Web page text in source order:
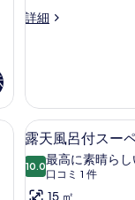
べ
写
真
を
表
示
詳細
客
け布団、セーフティボ
露
天
風
21
露天風呂付スー
10.010 点中 10.0
最高に素晴らし
口コミ 1 件
(口
コ
15 ㎡